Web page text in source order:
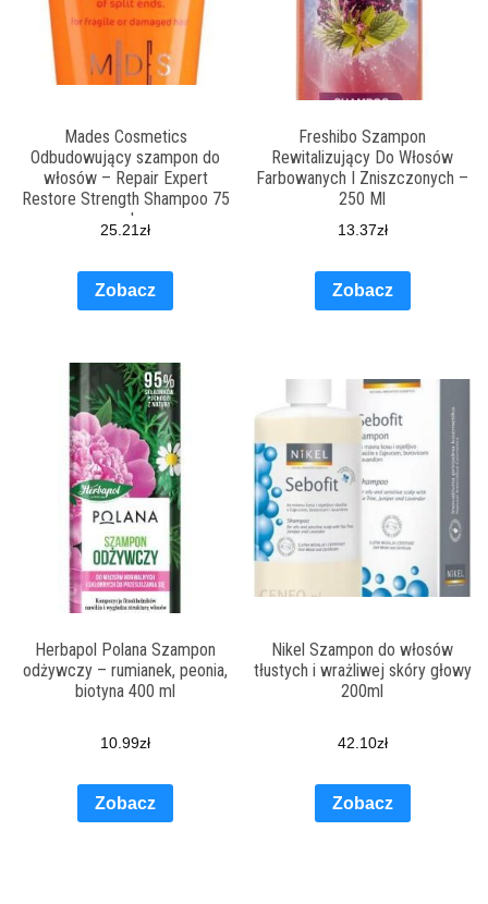
Mades Cosmetics
Odbudowujący szampon do
włosów – Repair Expert
Restore Strength Shampoo 75
ml
25.21zł
Zobacz
Freshibo Szampon
Rewitalizujący Do Włosów
Farbowanych I Zniszczonych –
250 Ml
13.37zł
Zobacz
Herbapol Polana Szampon
odżywczy – rumianek, peonia,
biotyna 400 ml
10.99zł
Zobacz
Nikel Szampon do włosów
tłustych i wrażliwej skóry głowy
200ml
42.10zł
Zobacz